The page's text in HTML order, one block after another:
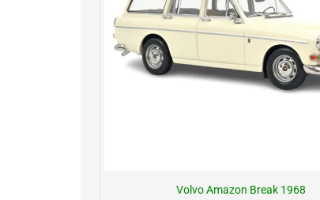
Volvo Amazon Break 1968